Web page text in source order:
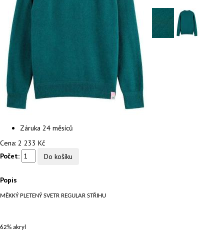
Záruka 24 měsíců
Cena: 2 233 Kč
Počet:
Popis
MĚKKÝ PLETENÝ SVETR REGULAR STŘIHU
62% akryl